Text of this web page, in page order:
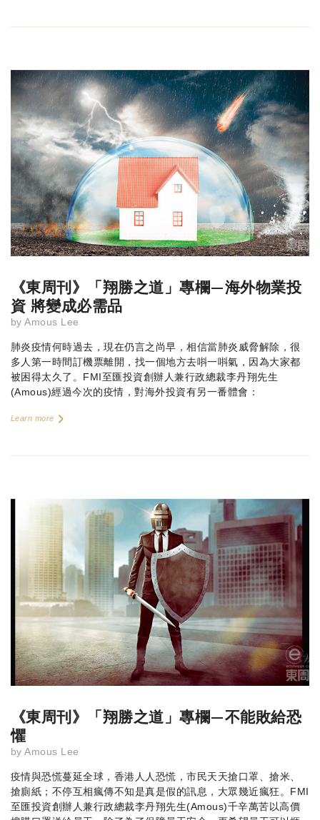
《東周刊》「翔勝之道」專欄—海外物業投
資 將變成必需品
by Amous Lee
肺炎疫情何時過去，現在仍言之尚早，相信當肺炎威脅解除，很
多人第一時間訂機票離開，找一個地方去唞一唞氣，因為大家都
被困得太久了。FMI至匯投資創辦人兼行政總裁李丹翔先生
(Amous)經過今次的疫情，對海外投資有另一番體會：
Learn more
《東周刊》「翔勝之道」專欄—不能敗給恐
懼
by Amous Lee
疫情與恐慌蔓延全球，香港人人恐慌，市民天天搶口罩、搶米、
搶廁紙；不停互相瘋傳不知是真是假的訊息，大眾幾近瘋狂。FMI
至匯投資創辦人兼行政總裁李丹翔先生(Amous)千辛萬苦以高價